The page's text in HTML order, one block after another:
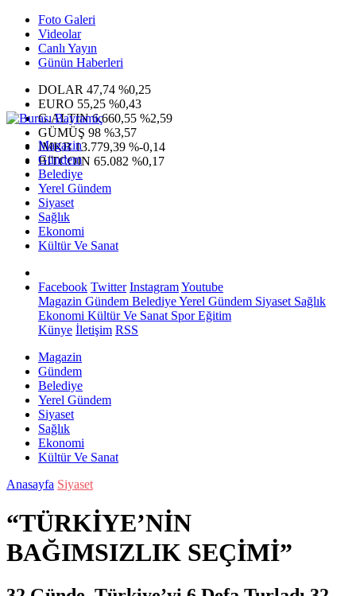
Foto Galeri
Videolar
Canlı Yayın
Günün Haberleri
DOLAR 47,74 %0,25
EURO 55,25 %0,43
G.ALTIN6.660,55 %2,59
GÜMÜŞ 98 %3,57
IMKB13.779,39 %-0,14
BITCOIN 65.082 %0,17
Magazin
Gündem
Belediye
Yerel Gündem
Siyaset
Sağlık
Ekonomi
Kültür Ve Sanat
Facebook Twitter InstagramYoutube
Magazin Gündem BelediyeYerel Gündem Siyaset Sağlık
Ekonomi Kültür Ve Sanat SporEğitim
Künye İletişim RSS
Magazin
Gündem
Belediye
Yerel Gündem
Siyaset
Sağlık
Ekonomi
Kültür Ve Sanat
Anasayfa Siyaset
“TÜRKİYE’NİN
BAĞIMSIZLIK SEÇİMİ”